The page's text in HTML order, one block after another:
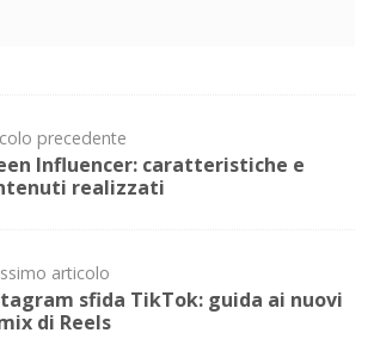
precedente
Influencer: caratteristiche e
realizzati
articolo
sfida TikTok: guida ai nuovi
di Reels